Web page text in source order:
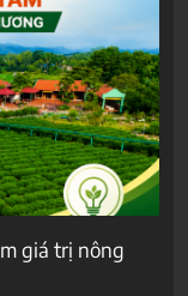
giá trị nông